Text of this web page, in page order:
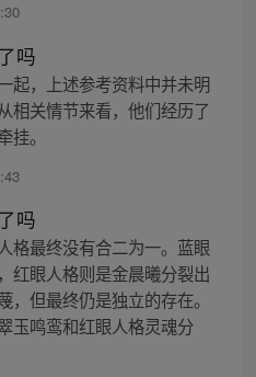
吗
起，上述参考资料中并未明
相关情节来看，他们经历了
。
吗
格最终没有合二为一。蓝眼
红眼人格则是金晨曦分裂出
但最终仍是独立的存在。
玉鸣鸾和红眼人格灵魂分